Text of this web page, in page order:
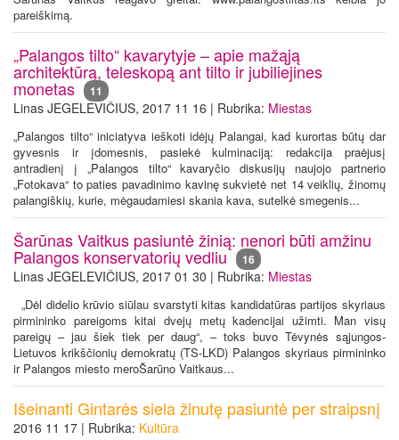
pareiškimą.
„Palangos tilto“ kavarytyje – apie mažąją
architektūrą, teleskopą ant tilto ir jubiliejines
monetas 11
Linas JEGELEVIČIUS, 2017 11 16 | Rubrika: Miestas
„Palangos tilto“ iniciatyva ieškoti idėjų Palangai, kad kurortas būtų dar
gyvesnis ir įdomesnis, pasiekė kulminaciją: redakcija praėjusį
antradienį į „Palangos tilto“ kavaryčio diskusijų naujojo partnerio
„Fotokava“ to paties pavadinimo kavinę sukvietė net 14 veiklių, žinomų
palangiškių, kurie, mėgaudamiesi skania kava, sutelkė smegenis...
Šarūnas Vaitkus pasiuntė žinią: nenori būti amžinu
Palangos konservatorių vedliu 16
Linas JEGELEVIČIUS, 2017 01 30 | Rubrika: Miestas
„Dėl didelio krūvio siūlau svarstyti kitas kandidatūras partijos skyriaus
pirmininko pareigoms kitai dvejų metų kadencijai užimti. Man visų
pareigų – jau šiek tiek per daug“, – toks buvo Tėvynės sąjungos-
Lietuvos krikščionių demokratų (TS-LKD) Palangos skyriaus pirmininko
ir Palangos miesto meroŠarūno Vaitkaus...
Išeinanti Gintarės siela žinutę pasiuntė per straipsnį
2016 11 17 | Rubrika: Kultūra